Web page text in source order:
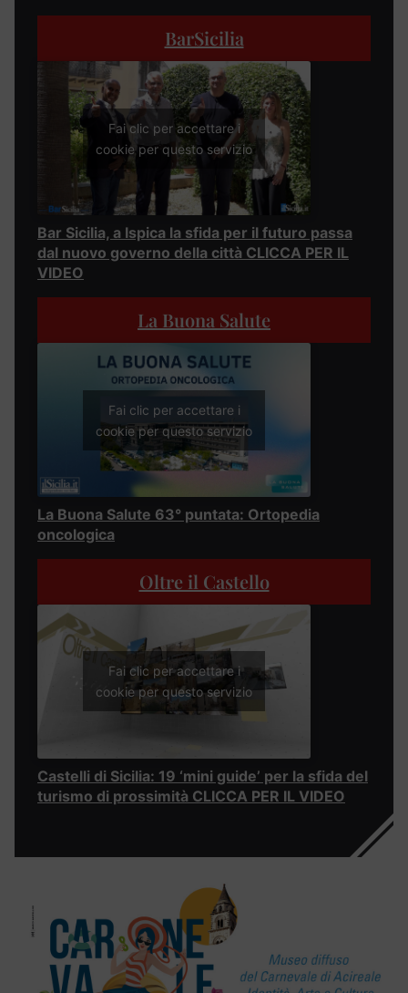
BarSicilia
Fai clic per accettare i
cookie per questo servizio
Bar Sicilia, a Ispica la sfida per il futuro passa
dal nuovo governo della città CLICCA PER IL
VIDEO
La Buona Salute
Fai clic per accettare i
cookie per questo servizio
La Buona Salute 63° puntata: Ortopedia
oncologica
Oltre il Castello
Fai clic per accettare i
cookie per questo servizio
Castelli di Sicilia: 19 ‘mini guide’ per la sfida del
turismo di prossimità CLICCA PER IL VIDEO